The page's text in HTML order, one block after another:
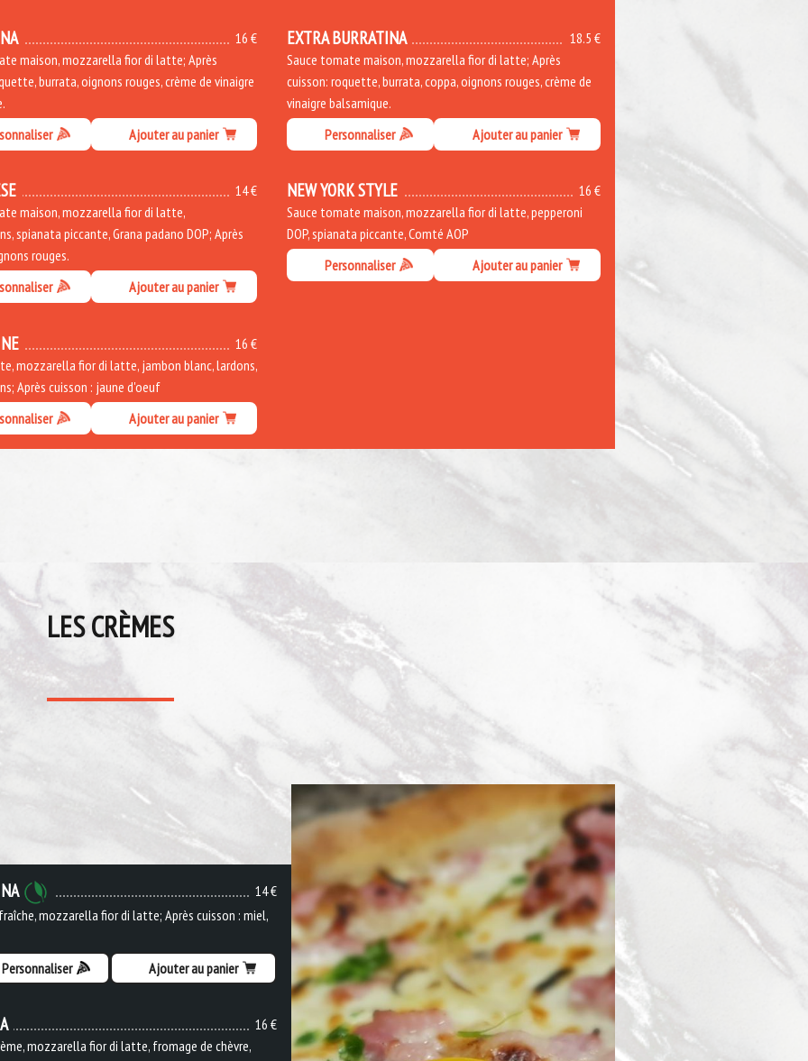
16 €
maison, mozzarella fior di latte; Après
burrata, oignons rouges, crème de vinaigre
Ajouter au panier
18.5 €
EXTRA BURRATINA
Sauce tomate maison, mozzarella fior di latte; Après
cuisson: roquette, burrata, coppa, oignons rouges, crème de
vinaigre balsamique.
Personnaliser
Ajouter au panier
14 €
maison, mozzarella fior di latte,
spianata piccante, Grana padano DOP; Après
rouges.
Ajouter au panier
16 €
NEW YORK STYLE
Sauce tomate maison, mozzarella fior di latte, pepperoni
DOP, spianata piccante, Comté AOP
Personnaliser
Ajouter au panier
16 €
mozzarella fior di latte, jambon blanc, lardons,
Après cuisson : jaune d'oeuf
Ajouter au panier
LES CRÈMES
14 €
mozzarella fior di latte; Après cuisson : miel,
Personnaliser Ajouter au panier
16 €
mozzarella fior di latte, fromage de chèvre,